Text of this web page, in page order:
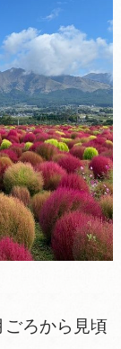
ろから見頃